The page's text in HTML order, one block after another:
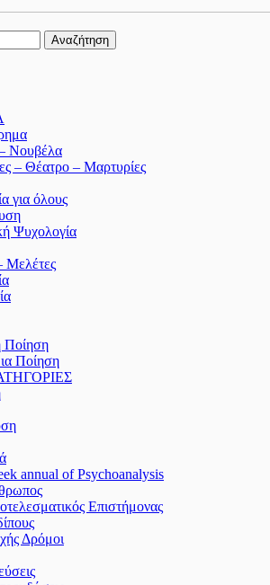
Αναζήτηση
Νουβέλα
– Θέατρο – Μαρτυρίες
για όλους
Ψυχολογία
Μελέτες
Ποίηση
Ποίηση
annual of Psychoanalysis
Επιστήμονας
Δρόμοι